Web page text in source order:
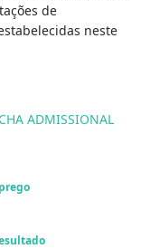
de
neste
ADMISSIONAL